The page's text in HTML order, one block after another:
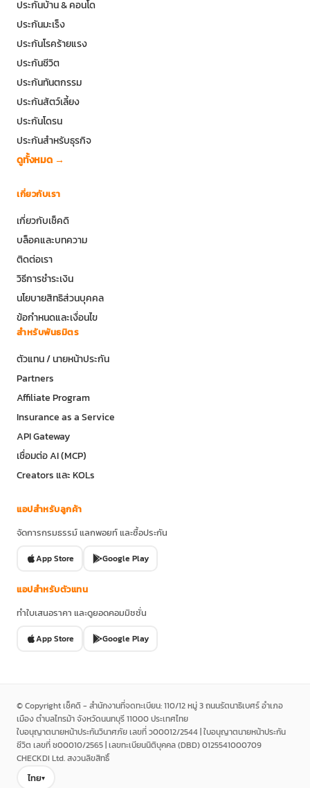
ประกันบ้าน & คอนโด
ประกันมะเร็ง
ประกันโรคร้ายแรง
ประกันชีวิต
ประกันทันตกรรม
ประกันสัตว์เลี้ยง
ประกันโดรน
ประกันสำหรับธุรกิจ
ดูทั้งหมด →
เกี่ยวกับเรา
เกี่ยวกับเช็คดิ
บล็อคและบทความ
ติดต่อเรา
วิธีการชำระเงิน
นโยบายสิทธิส่วนบุคคล
ข้อกำหนดและเงื่อนไข
สำหรับพันธมิตร
ตัวแทน / นายหน้าประกัน
Partners
Affiliate Program
Insurance as a Service
API Gateway
เชื่อมต่อ AI (MCP)
Creators และ KOLs
แอปสำหรับลูกค้า
จัดการกรมธรรม์ แลกพอยท์ และซื้อประกัน
App Store Google Play
แอปสำหรับตัวแทน
ทำใบเสนอราคา และดูยอดคอมมิชชั่น
App Store Google Play
© Copyright เช็คดิ - สำนักงานที่จดทะเบียน: 110/12 หมู่ 3 ถนนรัตนาธิเบศร์ อำเภอ
เมือง ตำบลไทรม้า จังหวัดนนทบุรี 11000 ประเทศไทย
ใบอนุญาตนายหน้าประกันวินาศภัย เลขที่ ว00012/2544 | ใบอนุญาตนายหน้าประกัน
ชีวิต เลขที่ ช00010/2565 | เลขทะเบียนนิติบุคคล (DBD) 0125541000709
CHECKDI Ltd. สงวนลิขสิทธิ์
ไทย